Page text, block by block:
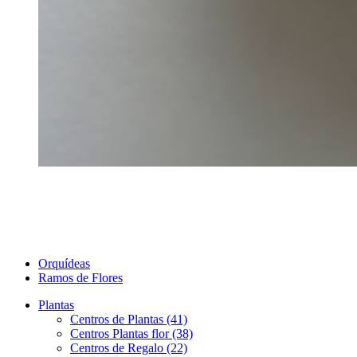
Orquídeas
Ramos de Flores
Plantas
Centros de Plantas (41)
Centros Plantas flor (38)
Centros de Regalo (22)